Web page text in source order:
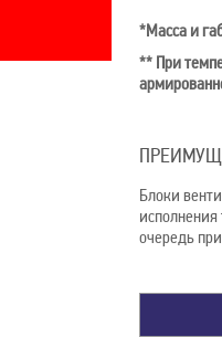
*Масса и
** При
Блоки
очередь